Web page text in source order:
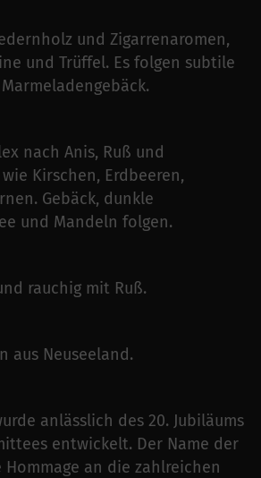
und Zigarrenaromen,
und Trüffel. Es folgen subtile
nach Anis, Ruß und
Kirschen, Erdbeeren,
Gebäck, dunkle
und Mandeln folgen.
rauchig mit Ruß.
aus Neuseeland.
anlässlich des 20. Jubiläums
entwickelt. Der Name der
an die zahlreichen